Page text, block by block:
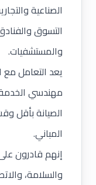
الصناعية
التسوق
والمستشفيات.
يعد التعامل
مهندسي الخدمة
الصيانة بأقل
المباني.
إنهم قادرون
والسلامة،